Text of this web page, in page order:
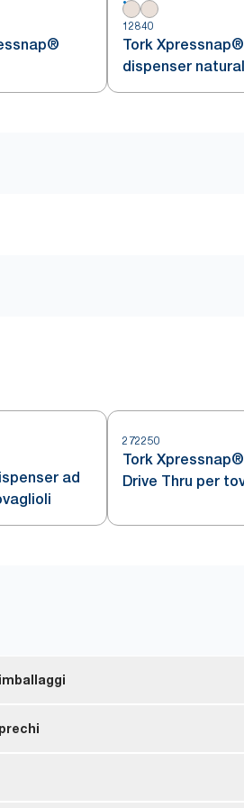
12840
Tork
dispenser
piegato in 4,
ad
272250
Tork
Drive Thru per
con certificazione EU Ecolabel –
refills – made from responsibly
erogazione singola aiuta a contenere